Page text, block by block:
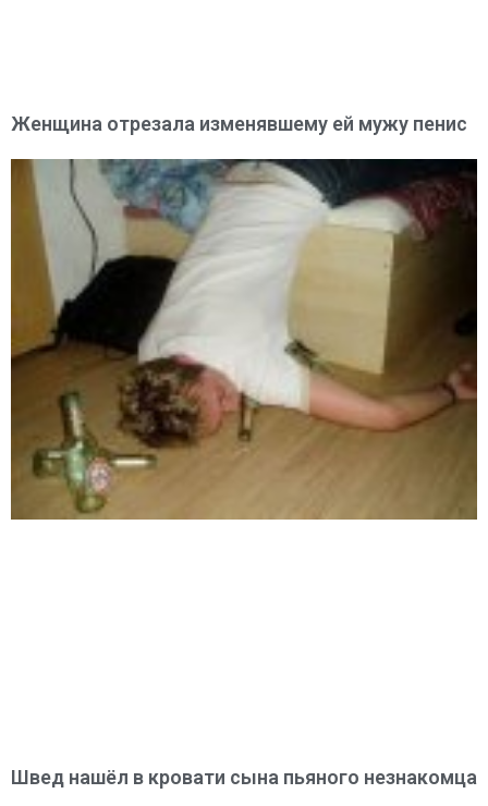
Женщина отрезала изменявшему ей мужу пенис
Швед нашёл в кровати сына пьяного незнакомца